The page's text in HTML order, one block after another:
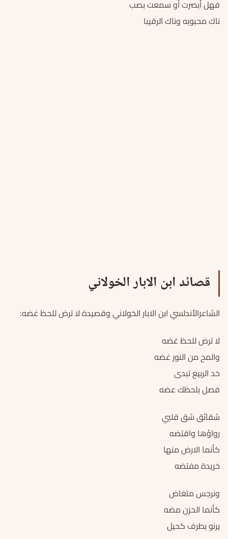
فهل أبصرت أو سمعت بصب
ناك محبوبه وناك الرقيبا
قصائد ابن الابار الخولاني
الشاعرالأندلسي ابن الابار الخولاني وقصيدة لا ترض للحظ غضه:
لا ترض للحظ غضه
والمح من النور غضه
خد الربيع تبدى
فصل بلحظك عضه
شقائق شق قلبي
رواؤها واقتضه
كأنما الارض منها
خريدة مفتضه
ونرجس متغاض
كأنما الحزن مضه
يرنو بطرف كحيل